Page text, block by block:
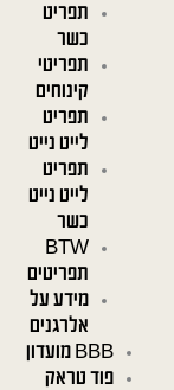
תפריט
כשר
תפריטי
קינוחים
תפריט
לייט נייט
תפריט
לייט נייט
כשר
BTW
תפריטים
מידע על
אלרגנים
BBB מועדון
פוד טראק